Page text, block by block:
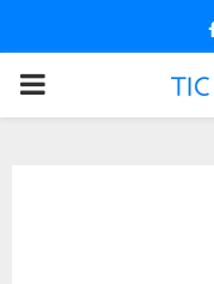
PRIMARY